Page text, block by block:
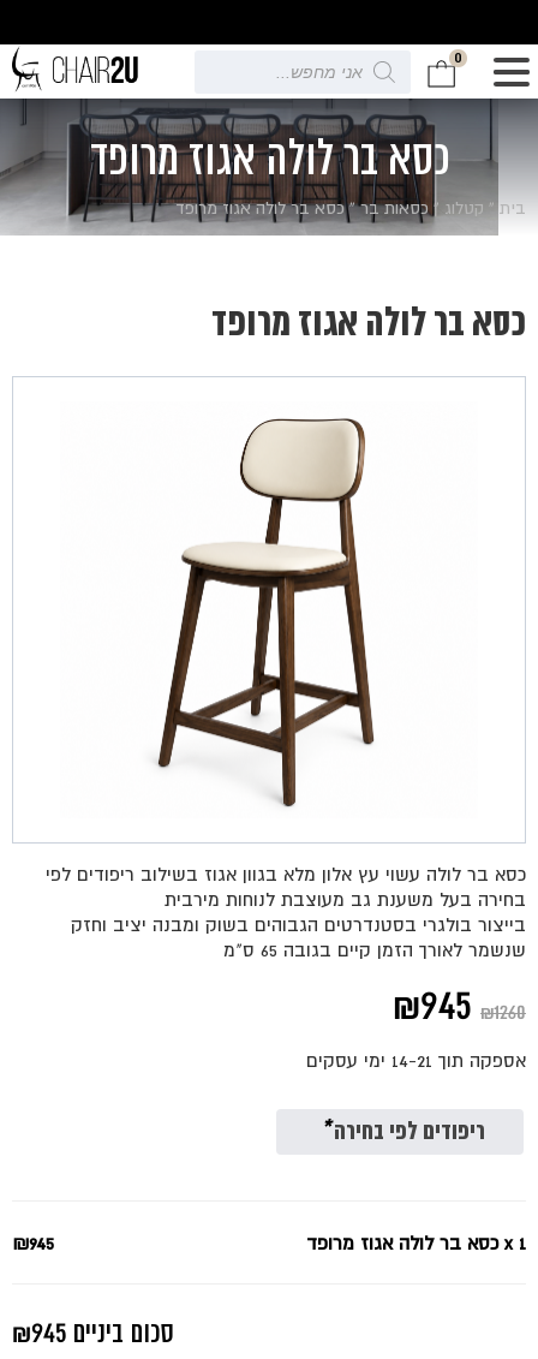
0
Products
search
כסא בר לולה אגוז מרופד
בית » קטלוג » כסאות בר»כסא בר לולה אגוז מרופד
כסא בר לולה עשוי עץ אלון מלא בגוון אגוז בשילוב ריפודים לפי
בחירה בעל משענת גב מעוצבת לנוחות מירבית
בייצור בולגרי בסטנדרטים הגבוהים בשוק ומבנה יציב וחזק
שנשמר לאורך הזמן קיים בגובה 65 ס"מ
₪1260
המחיר
המקורי
₪1260.
₪945
הנוכחי
₪945.
אספקה תוך 14-21 ימי עסקים
ריפודים לפי בחירה*
x 1כסא בר לולה אגוז מרופד ₪945
סכום ביניים ₪945
כסא בר לולה אגוז מרופד